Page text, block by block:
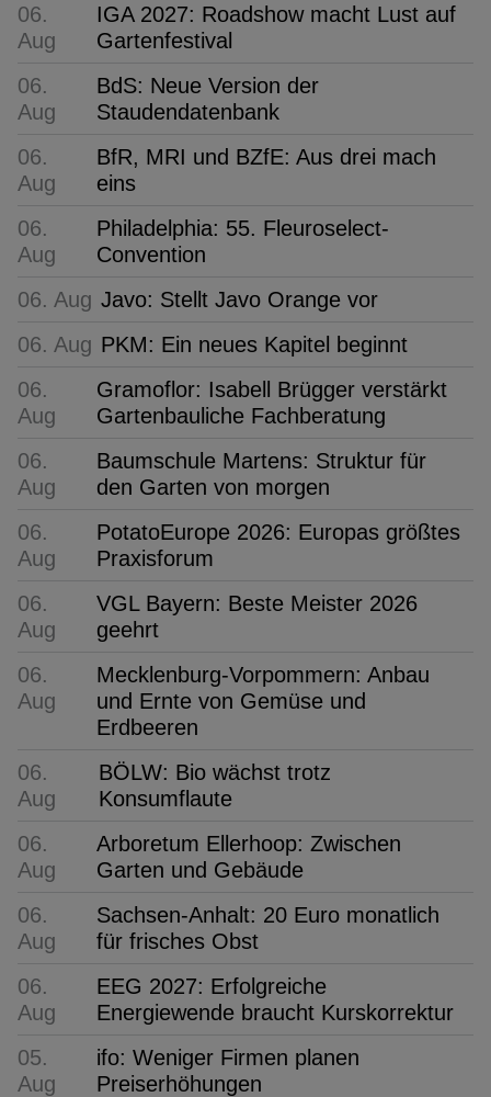
06.
Aug
IGA 2027: Roadshow macht Lust auf
Gartenfestival
06.
Aug
BdS: Neue Version der
Staudendatenbank
06.
Aug
BfR, MRI und BZfE: Aus drei mach
eins
06.
Aug
Philadelphia: 55. Fleuroselect-
Convention
06. Aug Javo: Stellt Javo Orange vor
06. Aug PKM: Ein neues Kapitel beginnt
06.
Aug
Gramoflor: Isabell Brügger verstärkt
Gartenbauliche Fachberatung
06.
Aug
Baumschule Martens: Struktur für
den Garten von morgen
06.
Aug
PotatoEurope 2026: Europas größtes
Praxisforum
06.
Aug
VGL Bayern: Beste Meister 2026
geehrt
06.
Aug
Mecklenburg-Vorpommern: Anbau
und Ernte von Gemüse und
Erdbeeren
06.
Aug
BÖLW: Bio wächst trotz
Konsumflaute
06.
Aug
Arboretum Ellerhoop: Zwischen
Garten und Gebäude
06.
Aug
Sachsen-Anhalt: 20 Euro monatlich
für frisches Obst
06.
Aug
EEG 2027: Erfolgreiche
Energiewende braucht Kurskorrektur
05.
Aug
ifo: Weniger Firmen planen
Preiserhöhungen